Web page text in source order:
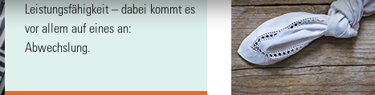
Leistungsfähigkeit – dabei kommt es
vor allem auf eines an:
Abwechslung.